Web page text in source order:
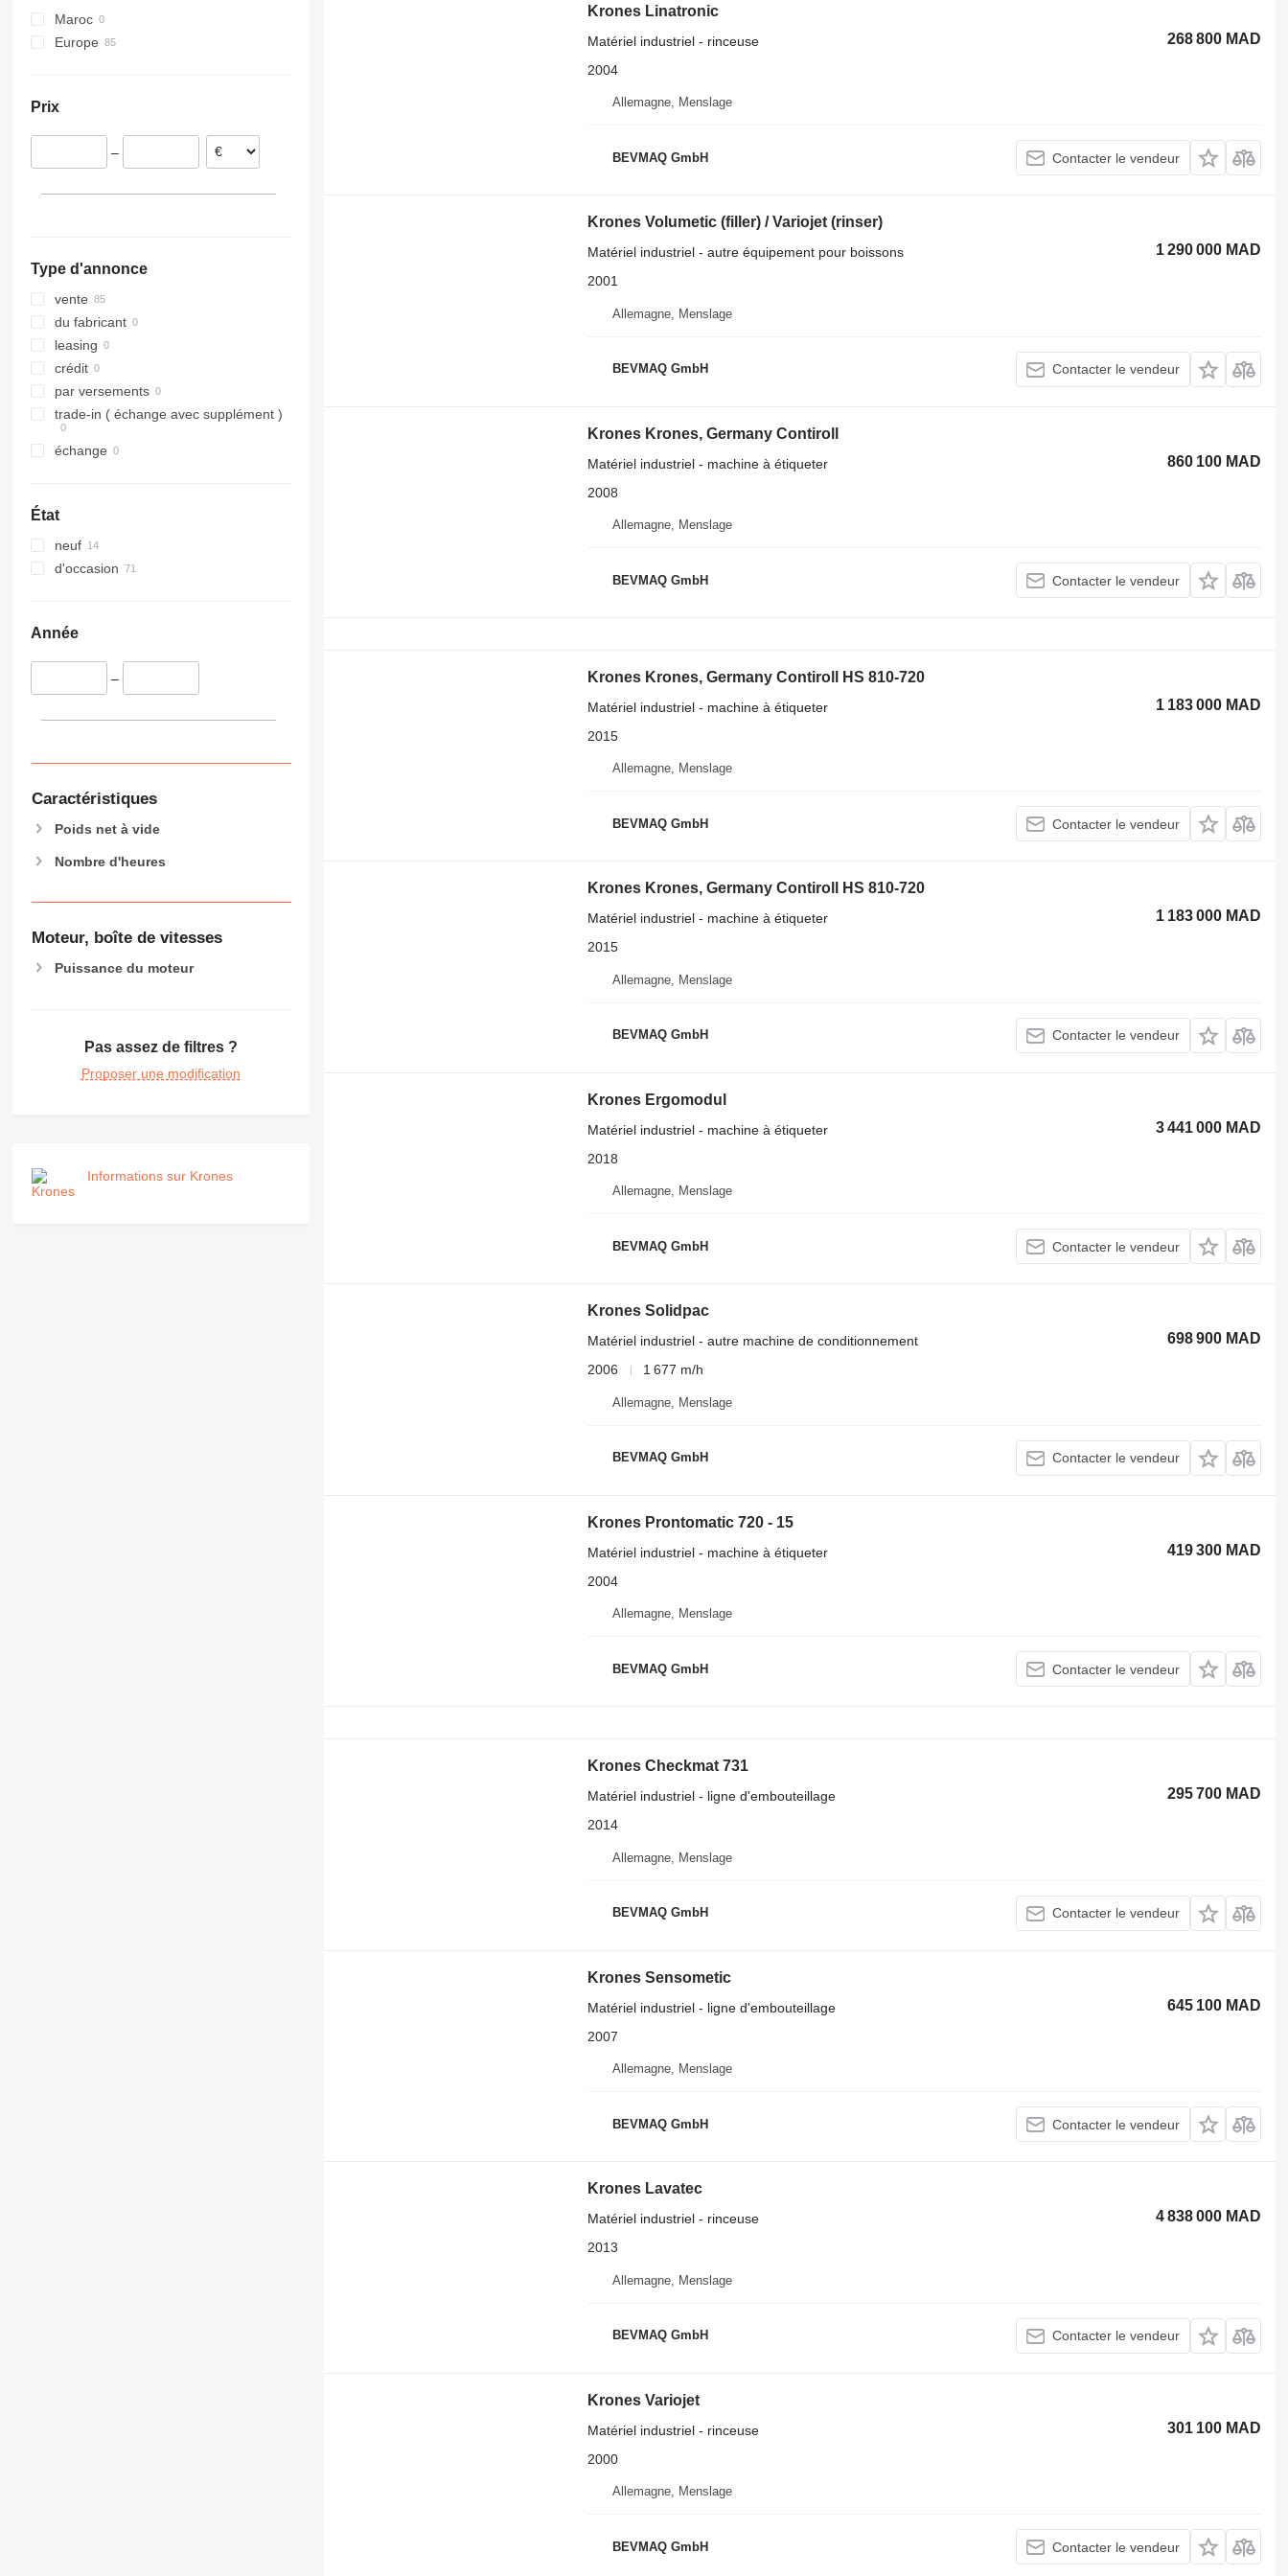
XRHS
XRVS
V-series
StitchLiner
VAC
Maroc
Europe
Prix
–
Type d'annonce
vente
du fabricant
leasing
crédit
par versements
trade-in ( échange avec supplément )
échange
État
neuf
d'occasion
Année
–
Caractéristiques
Poids net à vide
Nombre d'heures
Moteur, boîte de vitesses
Puissance du moteur
Pas assez de filtres ?
Proposer une modification
Informations sur Krones
Krones Linatronic
268 800 MAD
Matériel industriel - rinceuse
2004
Allemagne, Menslage
BEVMAQ GmbH Contacter le vendeur
Krones Volumetic (filler) / Variojet (rinser)
1 290 000 MAD
Matériel industriel - autre équipement pour boissons
2001
Allemagne, Menslage
BEVMAQ GmbH Contacter le vendeur
Krones Krones, Germany Contiroll
860 100 MAD
Matériel industriel - machine à étiqueter
2008
Allemagne, Menslage
BEVMAQ GmbH Contacter le vendeur
Krones Krones, Germany Contiroll HS 810-720
1 183 000 MAD
Matériel industriel - machine à étiqueter
2015
Allemagne, Menslage
BEVMAQ GmbH Contacter le vendeur
Krones Krones, Germany Contiroll HS 810-720
1 183 000 MAD
Matériel industriel - machine à étiqueter
2015
Allemagne, Menslage
BEVMAQ GmbH Contacter le vendeur
Krones Ergomodul
3 441 000 MAD
Matériel industriel - machine à étiqueter
2018
Allemagne, Menslage
BEVMAQ GmbH Contacter le vendeur
Krones Solidpac
698 900 MAD
Matériel industriel - autre machine de conditionnement
2006
1 677 m/h
Allemagne, Menslage
BEVMAQ GmbH Contacter le vendeur
Krones Prontomatic 720 - 15
419 300 MAD
Matériel industriel - machine à étiqueter
2004
Allemagne, Menslage
BEVMAQ GmbH Contacter le vendeur
Krones Checkmat 731
295 700 MAD
Matériel industriel - ligne d'embouteillage
2014
Allemagne, Menslage
BEVMAQ GmbH Contacter le vendeur
Krones Sensometic
645 100 MAD
Matériel industriel - ligne d'embouteillage
2007
Allemagne, Menslage
BEVMAQ GmbH Contacter le vendeur
Krones Lavatec
4 838 000 MAD
Matériel industriel - rinceuse
2013
Allemagne, Menslage
BEVMAQ GmbH Contacter le vendeur
Krones Variojet
301 100 MAD
Matériel industriel - rinceuse
2000
Allemagne, Menslage
BEVMAQ GmbH Contacter le vendeur